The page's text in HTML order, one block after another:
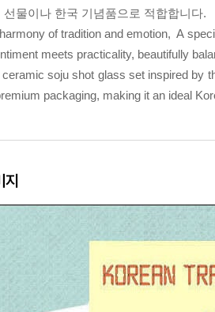
선물이나 한국 기념품으로 적합합니다.
of tradition and emotion, A
meets practicality, beautifully
soju shot glass set inspired by
packaging, making it an ideal
지